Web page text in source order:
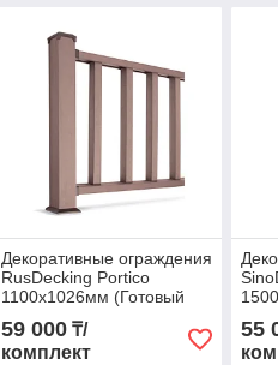
Декоративные ограждения
RusDecking Portico
1100х1026мм (Готовый
комплект)
59 000₸/
комплект
55